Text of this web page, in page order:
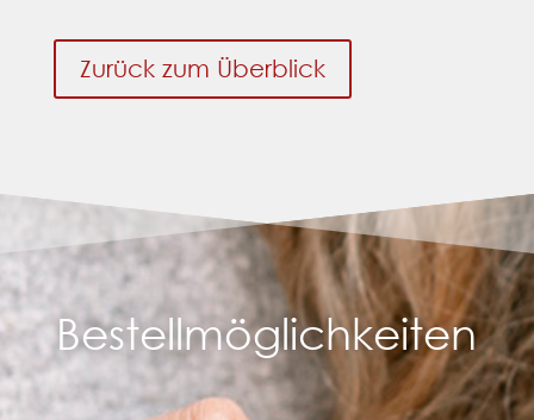
Zurück zum Überblick
Bestellmöglichkeiten